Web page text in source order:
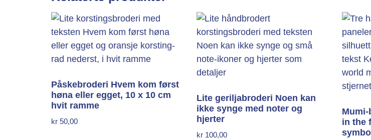
Påskebroderi Hvem kom først
høna eller egget, 10 x 10 cm
hvit ramme
kr 50,00
Lite geriljabroderi Noen kan
ikke synge med noter og
hjerter
kr 100,00
in the